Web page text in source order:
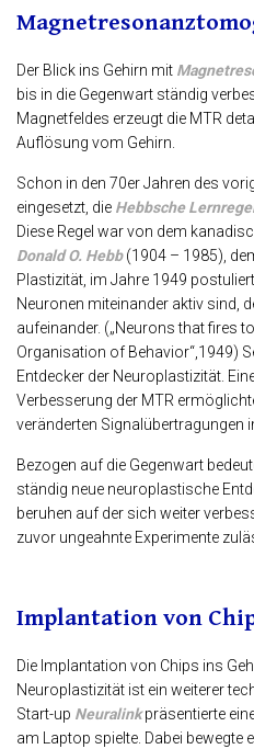
Der Blick ins Gehirn mit
bis in die Gegenwart ständig
Magnetfeldes erzeugt die MTR
Auflösung vom Gehirn.
Schon in den 70er Jahren des
eingesetzt, die Hebbsche
Diese Regel war von dem
Donald O. Hebb(1904 – 1985),
Plastizität, im Jahre 1949
Neuronen miteinander aktiv sind,
aufeinander. („Neurons that fires
Organisation of Behavior“,1949)
Entdecker der Neuroplastizität.
Verbesserung der MTR
veränderten Signalübertragungen
Bezogen auf die Gegenwart
ständig neue neuroplastische
beruhen auf der sich weiter
zuvor ungeahnte Experimente
Implantation von
Die Implantation von Chips ins
Neuroplastizität ist ein weiterer
Start-up Neuralinkpräsentierte
am Laptop spielte. Dabei bewegte